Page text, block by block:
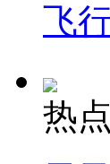
飞
热